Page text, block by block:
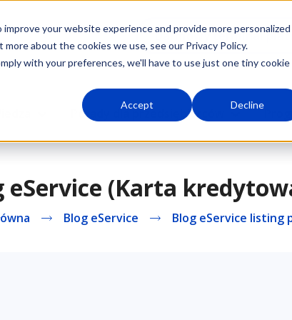
your website experience and provide more personalized
about the cookies we use, see our Privacy Policy.
with your preferences, we'll have to use just one tiny cookie
Accept Decline
Darmowy terminal
Porady dla przedsiębiorców
eService (Karta
Blog eService Blog eService listing